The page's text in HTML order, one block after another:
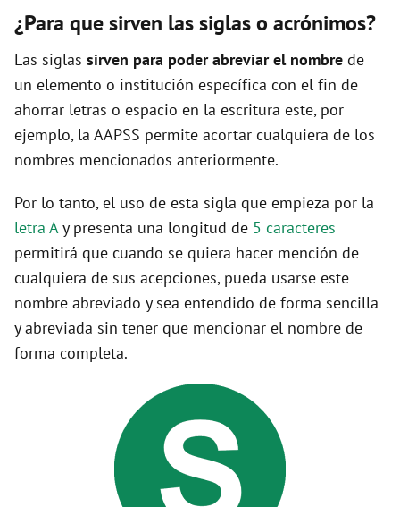
¿Para que sirven las siglas o acrónimos?
Las siglas sirven para poder abreviar el nombre de
un elemento o institución específica con el fin de
ahorrar letras o espacio en la escritura este, por
ejemplo, la AAPSS permite acortar cualquiera de los
nombres mencionados anteriormente.
Por lo tanto, el uso de esta sigla que empieza por la
letra Ay presenta una longitud de 5 caracteres
permitirá que cuando se quiera hacer mención de
cualquiera de sus acepciones, pueda usarse este
nombre abreviado y sea entendido de forma sencilla
y abreviada sin tener que mencionar el nombre de
forma completa.